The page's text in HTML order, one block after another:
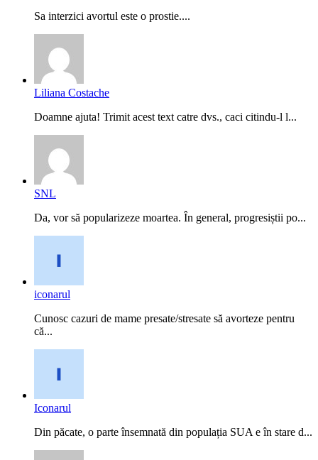
Sa interzici avortul este o prostie....
Liliana Costache
Doamne ajuta! Trimit acest text catre dvs., caci citindu-l l...
SNL
Da, vor să popularizeze moartea. În general, progresiștii po...
iconarul
Cunosc cazuri de mame presate/stresate să avorteze pentru
că...
Iconarul
Din păcate, o parte însemnată din populația SUA e în stare d...